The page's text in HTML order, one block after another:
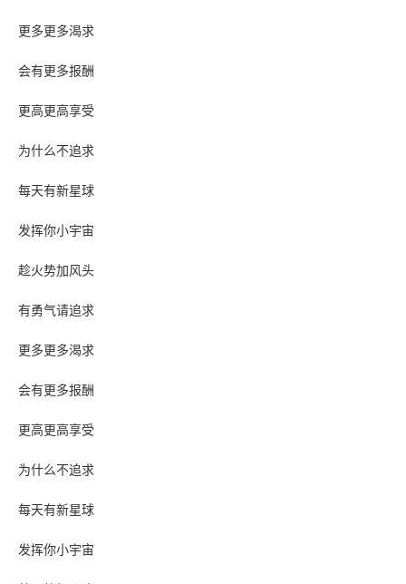
更多更多渴求
会有更多报酬
更高更高享受
为什么不追求
每天有新星球
发挥你小宇宙
趁火势加风头
有勇气请追求
更多更多渴求
会有更多报酬
更高更高享受
为什么不追求
每天有新星球
发挥你小宇宙